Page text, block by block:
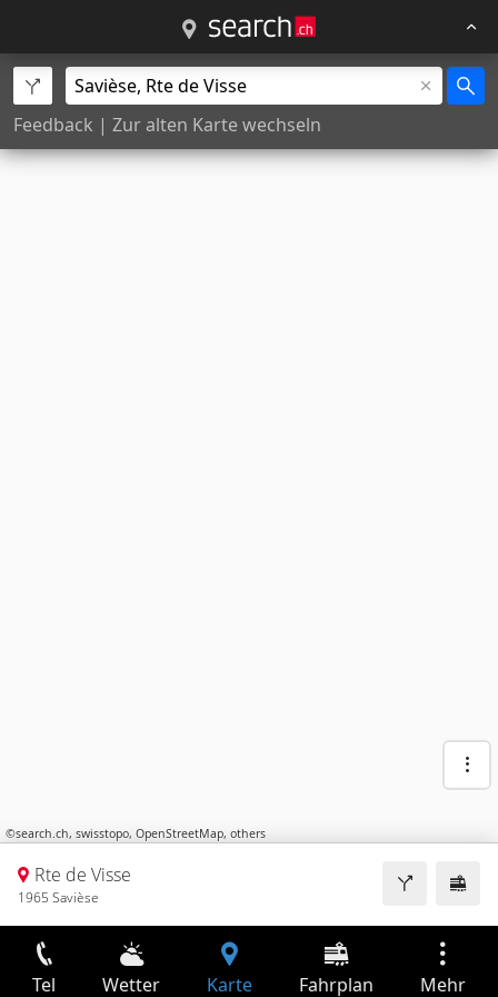
Feedback | Zur alten Karte wechseln
©search.ch, swisstopo, OpenStreetMap, others
Rte de Visse
1965 Savièse
Tel Wetter Karte Fahrplan Mehr